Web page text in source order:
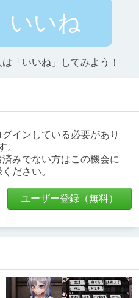
いいね
「いいね」してみよう！
インしている必要があり
。
みでない方はこの機会に
ださい。
ユーザー登録（無料）